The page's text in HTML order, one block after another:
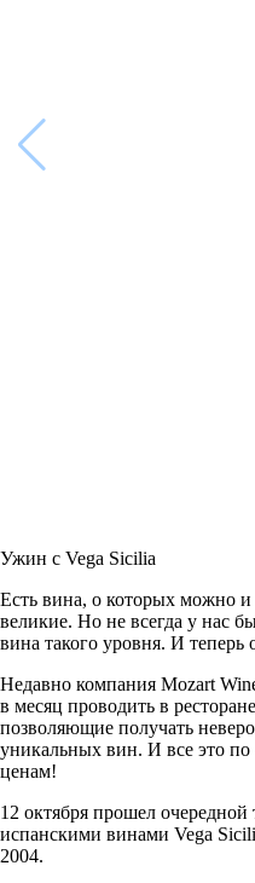
Ужин с Vega Sicilia
Есть вина, о которых можно и
великие. Но не всегда у нас
вина такого уровня. И теперь
Недавно компания Mozart
в месяц проводить в
позволяющие получать
уникальных вин. И все это
ценам!
12 октября прошел
испанскими винами Vega
2004.